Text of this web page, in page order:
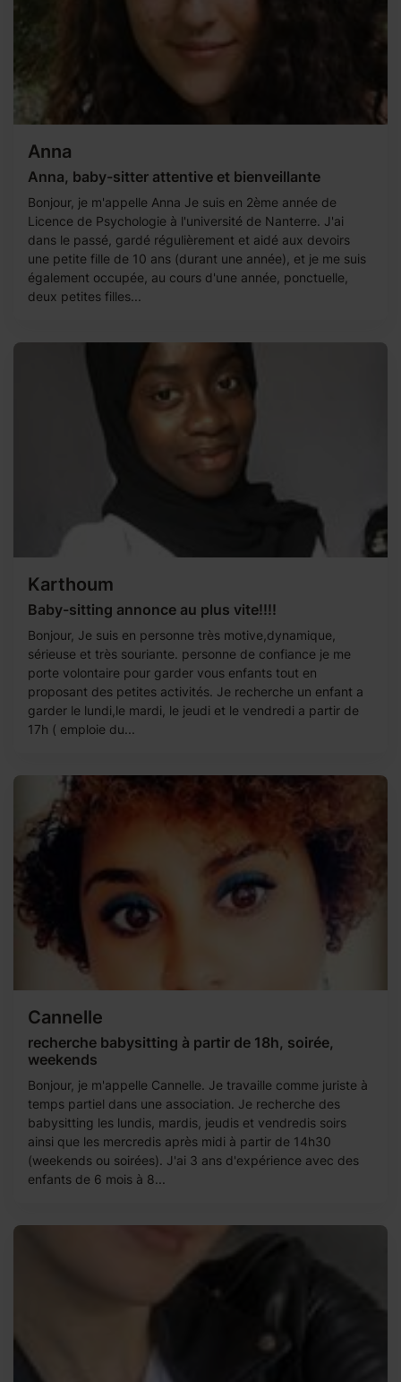
Anna
Anna, baby-sitter attentive et bienveillante
Bonjour, je m'appelle Anna Je suis en 2ème année de
Licence de Psychologie à l'université de Nanterre. J'ai
dans le passé, gardé régulièrement et aidé aux devoirs
une petite fille de 10 ans (durant une année), et je me suis
également occupée, au cours d'une année, ponctuelle,
deux petites filles...
Karthoum
Baby-sitting annonce au plus vite!!!!
Bonjour, Je suis en personne très motive,dynamique,
sérieuse et très souriante. personne de confiance je me
porte volontaire pour garder vous enfants tout en
proposant des petites activités. Je recherche un enfant a
garder le lundi,le mardi, le jeudi et le vendredi a partir de
17h ( emploie du...
Cannelle
recherche babysitting à partir de 18h, soirée,
weekends
Bonjour, je m'appelle Cannelle. Je travaille comme juriste à
temps partiel dans une association. Je recherche des
babysitting les lundis, mardis, jeudis et vendredis soirs
ainsi que les mercredis après midi à partir de 14h30
(weekends ou soirées). J'ai 3 ans d'expérience avec des
enfants de 6 mois à 8...